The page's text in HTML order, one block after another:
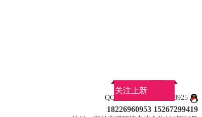
QQ：917446347 463038925
18226960953 15267299419
关注上新